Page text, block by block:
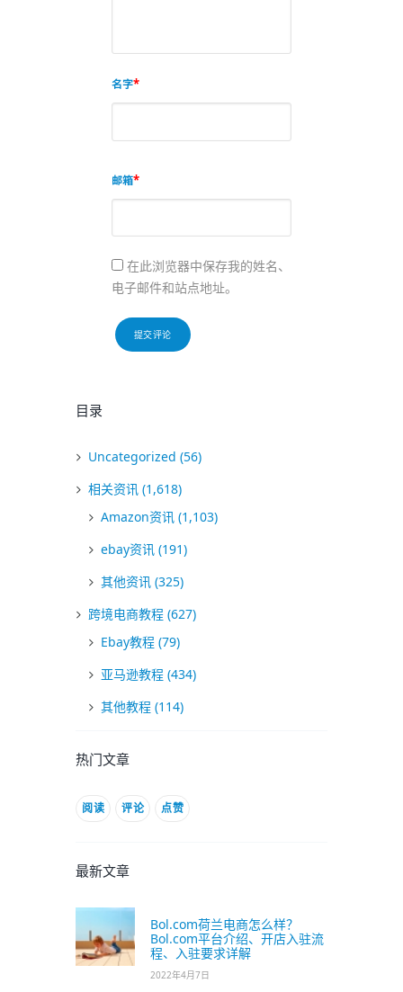
名字
邮箱
在此浏览器中保存我的姓名、
电子邮件和站点地址。
目录
Uncategorized (56)
相关资讯 (1,618)
Amazon资讯 (1,103)
ebay资讯 (191)
其他资讯 (325)
跨境电商教程 (627)
Ebay教程 (79)
亚马逊教程 (434)
其他教程 (114)
热门文章
阅读 评论 点赞
最新文章
Bol.com荷兰电商怎么样？
Bol.com平台介绍、开店入驻流
程、入驻要求详解
2022年4月7日